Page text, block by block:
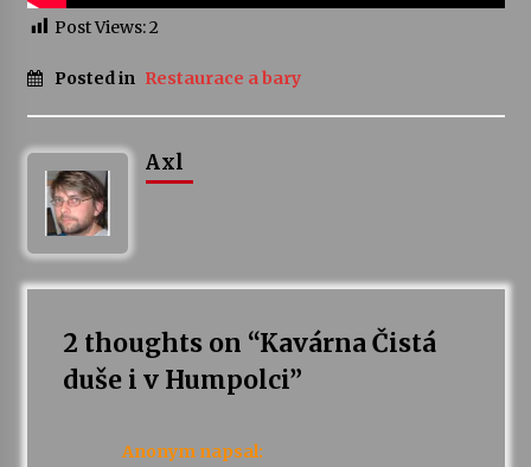
Za kulturou kousek za Humpolec. V Želivě ožije
Varhanní recitál Michala Novenka v Klášteře
3. 7. 2026
Post Views:2
Posted in Restaurace a bary
Axl
2 thoughts on “Kavárna Čistá
duše i v Humpolci”
Anonym napsal: